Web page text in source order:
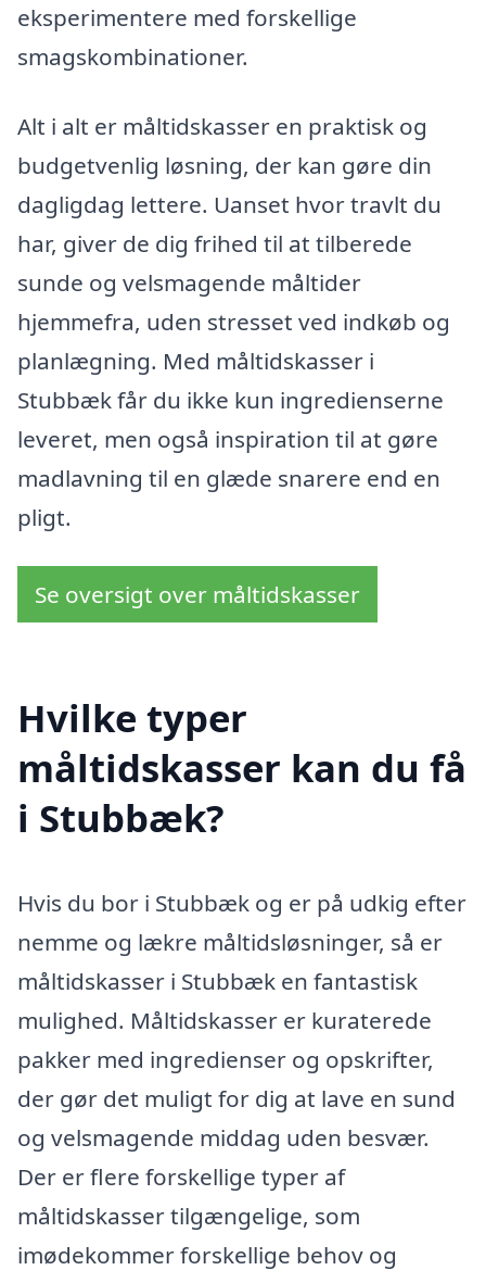
eksperimentere med forskellige
smagskombinationer.
Alt i alt er måltidskasser en praktisk og
budgetvenlig løsning, der kan gøre din
dagligdag lettere. Uanset hvor travlt du
har, giver de dig frihed til at tilberede
sunde og velsmagende måltider
hjemmefra, uden stresset ved indkøb og
planlægning. Med måltidskasser i
Stubbæk får du ikke kun ingredienserne
leveret, men også inspiration til at gøre
madlavning til en glæde snarere end en
pligt.
Se oversigt over måltidskasser
Hvilke typer
måltidskasser kan du få
i Stubbæk?
Hvis du bor i Stubbæk og er på udkig efter
nemme og lækre måltidsløsninger, så er
måltidskasser i Stubbæk en fantastisk
mulighed. Måltidskasser er kuraterede
pakker med ingredienser og opskrifter,
der gør det muligt for dig at lave en sund
og velsmagende middag uden besvær.
Der er flere forskellige typer af
måltidskasser tilgængelige, som
imødekommer forskellige behov og